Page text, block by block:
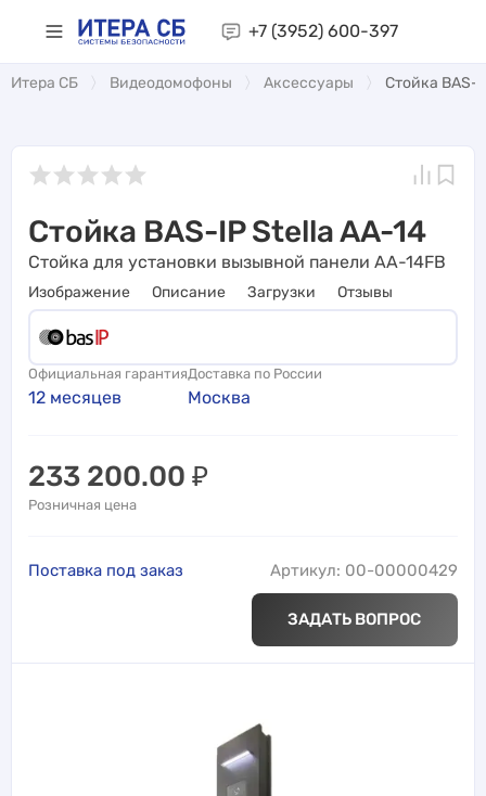
+7 (3952) 600-397
Итера СБ Видеодомофоны Аксессуары Стойка BAS-
Стойка BAS-IP Stella AA-14
Стойка для установки вызывной панели AA-14FB
Изображение Описание Загрузки Отзывы
Официальная гарантия
12 месяцев
Доставка по России
Москва
233 200.00 ₽
Розничная цена
Поставка под заказ Артикул: 00-00000429
ЗАДАТЬ ВОПРОС